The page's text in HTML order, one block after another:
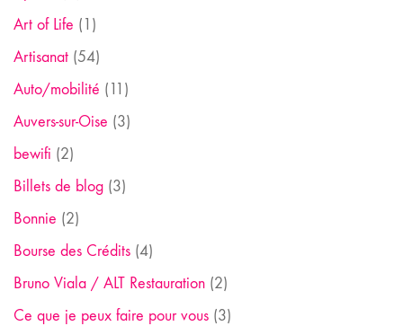
Art of Life (1)
Artisanat (54)
Auto/mobilité (11)
Auvers-sur-Oise (3)
bewifi (2)
Billets de blog (3)
Bonnie (2)
Bourse des Crédits (4)
Bruno Viala / ALT Restauration (2)
Ce que je peux faire pour vous (3)